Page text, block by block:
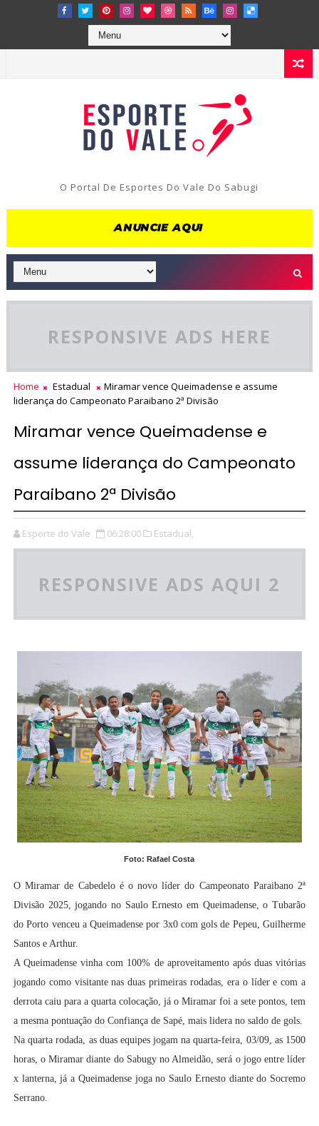
O Portal De Esportes Do Vale Do Sabugi
RESPONSIVE ADS HERE
Home Estadual
Miramar vence Queimadense e assume
liderança do Campeonato Paraibano 2ª Divisão
Miramar vence Queimadense e
assume liderança do Campeonato
Paraibano 2ª Divisão
Esporte do Vale 06:28:00 Estadual,
RESPONSIVE ADS AQUI 2
Foto: Rafael Costa
O Miramar de Cabedelo é o novo líder do Campeonato Paraibano 2ª
Divisão 2025, jogando no Saulo Ernesto em Queimadense, o Tubarão
do Porto venceu a Queimadense por 3x0 com gols de Pepeu, Guilherme
Santos e Arthur.
A Queimadense vinha com 100% de aproveitamento após duas vitórias
jogando como visitante nas duas primeiras rodadas, era o líder e com a
derrota caiu para a quarta colocação, já o Miramar foi a sete pontos, tem
a mesma pontuação do Confiança de Sapé, mais lidera no saldo de gols.
Na quarta rodada, as duas equipes jogam na quarta-feira, 03/09, as 1500
horas, o Miramar diante do Sabugy no Almeidão, será o jogo entre líder
x lanterna, já a Queimadense joga no Saulo Ernesto diante do Socremo
Serrano.